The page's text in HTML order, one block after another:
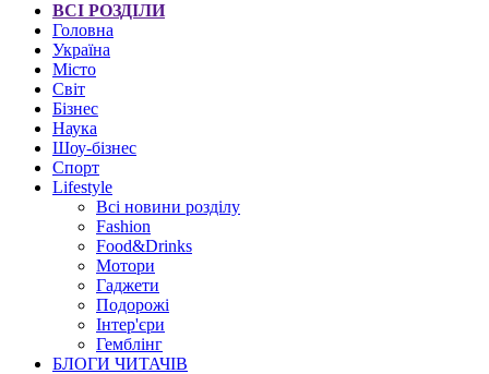
ВСІ РОЗДІЛИ
Головна
Україна
Місто
Світ
Бізнес
Наука
Шоу-бізнес
Спорт
Lifestyle
Всі новини розділу
Fashion
Food&Drinks
Мотори
Гаджети
Подорожі
Інтер'єри
Гемблінг
БЛОГИ ЧИТАЧІВ